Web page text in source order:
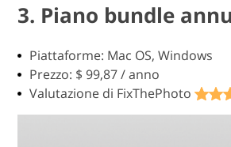
3. Piano bundle
Piattaforme: Mac OS, Windows
Prezzo: $ 99,87 / anno
Valutazione di FixThePhoto